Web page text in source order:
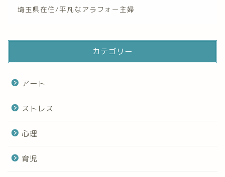
埼玉県在住/平凡なアラフォー主婦
カテゴリー
アート
ストレス
心理
育児